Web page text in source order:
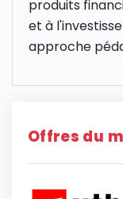
produits
et à
approche
Offres du